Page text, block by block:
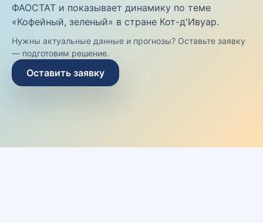
ФАОСТАТ и показывает динамику по теме
«Кофейный, зеленый» в стране Кот-д'Ивуар.
Нужны актуальные данные и прогнозы? Оставьте заявку
— подготовим решение.
Оставить заявку